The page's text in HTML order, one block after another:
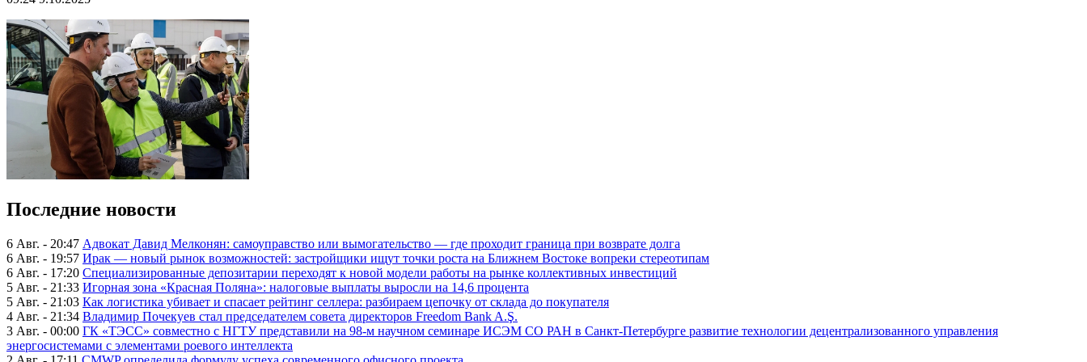
Последние новости
6 Авг. - 20:47 Адвокат Давид Мелконян: самоуправство или вымогательство — где проходит граница при возврате долга
6 Авг. - 19:57 Ирак — новый рынок возможностей: застройщики ищут точки роста на Ближнем Востоке вопреки стереотипам
6 Авг. - 17:20 Специализированные депозитарии переходят к новой модели работы на рынке коллективных инвестиций
5 Авг. - 21:33 Игорная зона «Красная Поляна»: налоговые выплаты выросли на 14,6 процента
5 Авг. - 21:03 Как логистика убивает и спасает рейтинг селлера: разбираем цепочку от склада до покупателя
4 Авг. - 21:34 Владимир Почекуев стал председателем совета директоров Freedom Bank A.Ş.
3 Авг. - 00:00 ГК «ТЭСС» совместно с НГТУ представили на 98-м научном семинаре ИСЭМ СО РАН в Санкт-Петербурге развитие технологии децентрализованного управления
энергосистемами с элементами роевого интеллекта